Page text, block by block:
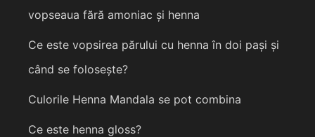
vopseaua fără amoniac și henna
Ce este vopsirea părului cu henna în doi pași și
când se folosește?
Culorile Henna Mandala se pot combina
Ce este henna gloss?